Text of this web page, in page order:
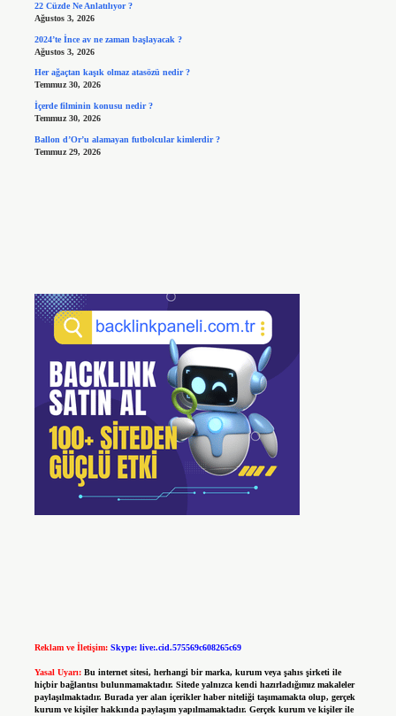
22 Cüzde Ne Anlatılıyor ?
Ağustos 3, 2026
2024’te İnce av ne zaman başlayacak ?
Ağustos 3, 2026
Her ağaçtan kaşık olmaz atasözü nedir ?
Temmuz 30, 2026
İçerde filminin konusu nedir ?
Temmuz 30, 2026
Ballon d’Or’u alamayan futbolcular kimlerdir ?
Temmuz 29, 2026
Reklam ve İletişim: Skype: live:.cid.575569c608265c69
Yasal Uyarı: Bu internet sitesi, herhangi bir marka, kurum veya şahıs şirketi ile
hiçbir bağlantısı bulunmamaktadır. Sitede yalnızca kendi hazırladığımız makaleler
paylaşılmaktadır. Burada yer alan içerikler haber niteliği taşımamakta olup, gerçek
kurum ve kişiler hakkında paylaşım yapılmamaktadır. Gerçek kurum ve kişiler ile